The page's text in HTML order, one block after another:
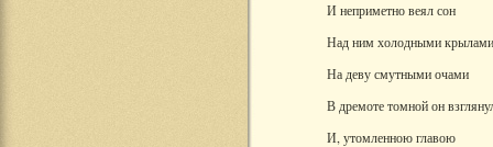
И неприметно веял сон
Над ним холодными
На деву смутными очами
В дремоте томной он
И, утомленною главою